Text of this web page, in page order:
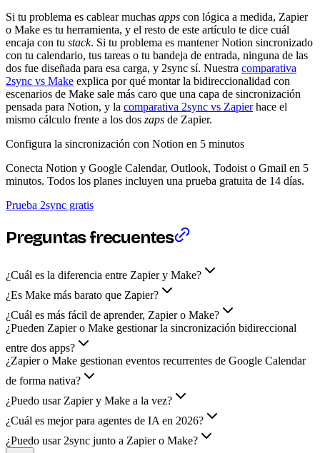
Si tu problema es cablear muchas apps con lógica a medida, Zapier
o Make es tu herramienta, y el resto de este artículo te dice cuál
encaja con tu stack. Si tu problema es mantener Notion sincronizado
con tu calendario, tus tareas o tu bandeja de entrada, ninguna de las
dos fue diseñada para esa carga, y 2sync sí. Nuestra comparativa
2sync vs Make explica por qué montar la bidireccionalidad con
escenarios de Make sale más caro que una capa de sincronización
pensada para Notion, y la comparativa 2sync vs Zapierhace el
mismo cálculo frente a los dos zaps de Zapier.
Configura la sincronización con Notion en 5 minutos
Conecta Notion y Google Calendar, Outlook, Todoist o Gmail en 5
minutos. Todos los planes incluyen una prueba gratuita de 14 días.
Prueba 2sync gratis
Preguntas frecuentes
¿Cuál es la diferencia entre Zapier y Make?
¿Es Make más barato que Zapier?
¿Cuál es más fácil de aprender, Zapier o Make?
¿Pueden Zapier o Make gestionar la sincronización bidireccional
entre dos apps?
¿Zapier o Make gestionan eventos recurrentes de Google Calendar
de forma nativa?
¿Puedo usar Zapier y Make a la vez?
¿Cuál es mejor para agentes de IA en 2026?
¿Puedo usar 2sync junto a Zapier o Make?